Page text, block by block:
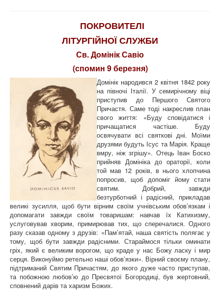
ПОКРОВИТЕЛІ
ЛІТУРГІЙНОЇ СЛУЖБИ
Св. Домінік Савіо
(спомин 9 березня)
Домінік народився 2 квітня 1842 року
на півночі Італії. У семирічному віці
приступив до Першого Святого
Причастя. Саме тоді накреслив план
свого життя: «Буду сповідатися і
причащатися частіше. Буду
освячувати всі святкові дні. Моїми
друзями будуть Ісус та Марія. Краще
вмру, ніж згрішу». Отець Іван Боско
прийняв Домініка до ораторії, коли
той мав 12 років, в нього хлопчина
попросив, щоб допоміг йому стати
святим. Добрий, завжди
безтурботний і радісний, прикладав
великі зусилля, щоб бути вірним своїм учнівським обов’язкам і
допомагати завжди своїм товаришам: навчав їх Катихизму,
услуговував хворим, примирював тих, що сперечалися. Одного
разу сказав одному з друзів: «Пам’ятай, наша святість полягає у
тому, щоб бути завжди радісними. Стараймося тільки оминати
гріх, який є великим ворогом, що краде у нас Божу ласку і мир
серця. Виконуймо ретельно наші обов’язки». Вірний своєму плану,
підтриманий Святим Причастям, до якого дуже часто приступав,
та побожною любов’ю до Пресвятої Богородиці, був жертовний,
сповнений дарів та харизм Божих.